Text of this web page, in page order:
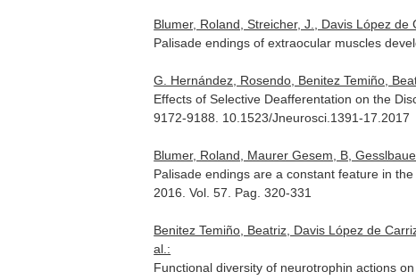
Blumer, Roland, Streicher, J., Davis López
Palisade endings of extraocular muscles
G. Hernández, Rosendo, Benitez Temiño,
Effects of Selective Deafferentation on the
9172-9188. 10.1523/Jneurosci.1391-17.2017
Blumer, Roland, Maurer Gesem, B,
Palisade endings are a constant feature in
2016. Vol. 57. Pag. 320-331
Benitez Temiño, Beatriz, Davis López de
al.:
Functional diversity of neurotrophin actions